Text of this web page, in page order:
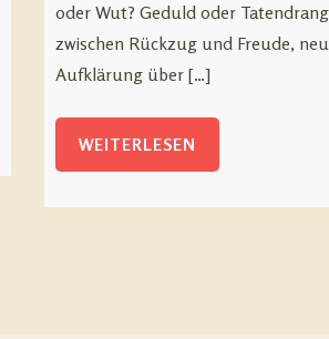
oder Wut? Geduld oder
zwischen Rückzug und Freude,
Aufklärung über […]
WEITERLESEN